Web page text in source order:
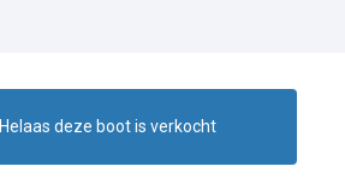
Helaas deze boot is verkocht